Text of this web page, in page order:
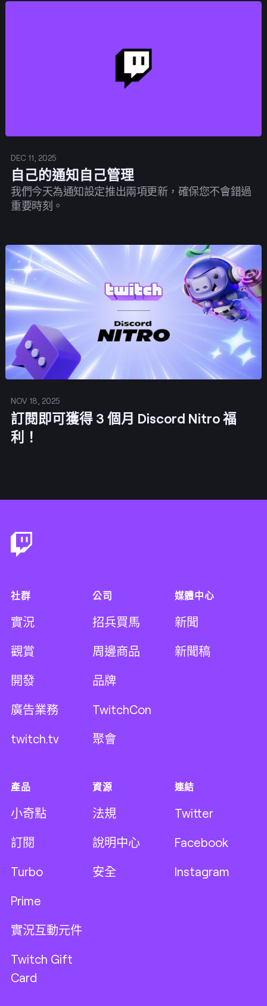
DEC 11, 2025
自己的通知自己管理
我們今天為通知設定推出兩項更新，確保您不會錯過
重要時刻。
NOV 18, 2025
訂閱即可獲得 3 個月 Discord Nitro 福
利！
發佈
社群
實況
觀賞
開發
廣告業務
twitch.tv
公司
招兵買馬
周邊商品
品牌
TwitchCon
聚會
媒體中心
新聞
新聞稿
產品
小奇點
訂閱
Turbo
Prime
實況互動元件
Twitch Gift
Card
資源
法規
說明中心
安全
連結
Twitter
Facebook
Instagram